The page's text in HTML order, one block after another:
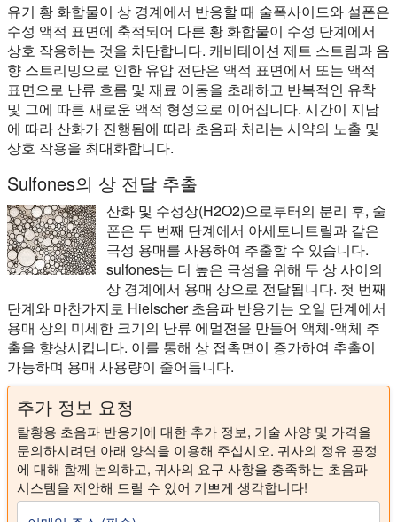
유기 황 화합물이 상 경계에서 반응할 때 술폭사이드와 설폰은
수성 액적 표면에 축적되어 다른 황 화합물이 수성 단계에서
상호 작용하는 것을 차단합니다. 캐비테이션 제트 스트림과 음
향 스트리밍으로 인한 유압 전단은 액적 표면에서 또는 액적
표면으로 난류 흐름 및 재료 이동을 초래하고 반복적인 유착
및 그에 따른 새로운 액적 형성으로 이어집니다. 시간이 지남
에 따라 산화가 진행됨에 따라 초음파 처리는 시약의 노출 및
상호 작용을 최대화합니다.
Sulfones의 상 전달 추출
산화 및 수성상(H2O2)으로부터의 분리 후, 술
폰은 두 번째 단계에서 아세토니트릴과 같은
극성 용매를 사용하여 추출할 수 있습니다.
sulfones는 더 높은 극성을 위해 두 상 사이의
상 경계에서 용매 상으로 전달됩니다. 첫 번째
단계와 마찬가지로 Hielscher 초음파 반응기는 오일 단계에서
용매 상의 미세한 크기의 난류 에멀젼을 만들어 액체-액체 추
출을 향상시킵니다. 이를 통해 상 접촉면이 증가하여 추출이
가능하며 용매 사용량이 줄어듭니다.
추가 정보 요청
탈황용 초음파 반응기에 대한 추가 정보, 기술 사양 및 가격을
문의하시려면 아래 양식을 이용해 주십시오. 귀사의 정유 공정
에 대해 함께 논의하고, 귀사의 요구 사항을 충족하는 초음파
시스템을 제안해 드릴 수 있어 기쁘게 생각합니다!